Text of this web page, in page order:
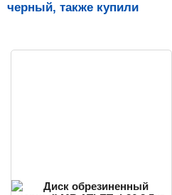
черный, также купили